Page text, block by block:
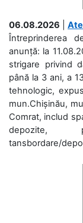
06.08.2026
Întreprinderea
anunță: la
strigare privind
până la 3 ani, a
tehnologic,
mun.Chișinău,
Comrat, includ
depozite,
tansbordare/